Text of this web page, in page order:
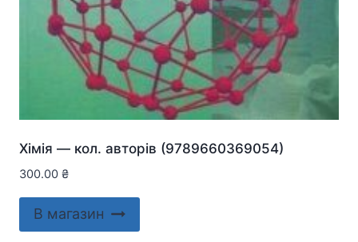
Хiмiя — кол. авторів (9789660369054)
300.00 ₴
В магазин